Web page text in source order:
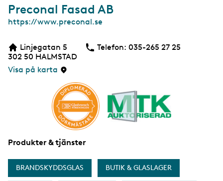
Preconal Fasad AB
W
b
s
i
https://www.preconal.se
Linjegatan 5
302 50 HALMSTAD
Visa på karta
Telefon: Telefon
035-265 27 25
Produkter & tjänster
BRANDSKYDDSGLAS BUTIK & GLASLAGER